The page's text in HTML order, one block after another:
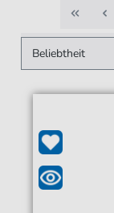
die die
– fair im